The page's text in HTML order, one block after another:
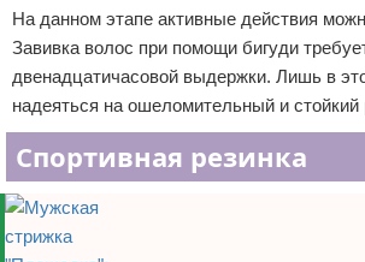
На данном этапе активные действия
Завивка волос при помощи бигуди
двенадцатичасовой выдержки. Лишь в
надеяться на ошеломительный и стойкий
Спортивная резинка